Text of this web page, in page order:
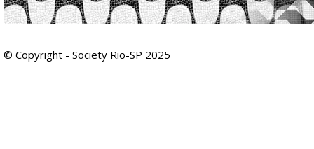
© Copyright - Society Rio-SP 2025